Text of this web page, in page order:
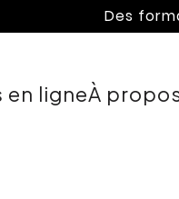
Des
en ligneÀ